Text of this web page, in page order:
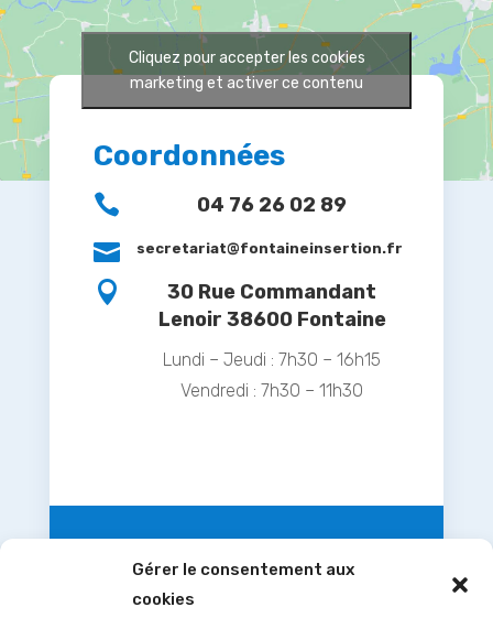
Gérer le consentement aux
cookies
Cliquez pour accepter les cookies
marketing et activer ce contenu
Coordonnées
 04 76 26 02 89
 secretariat@fontaineinsertion.fr

30 Rue Commandant
Lenoir 38600 Fontaine
Lundi – Jeudi : 7h30 – 16h15
Vendredi : 7h30 – 11h30
Nous contacter